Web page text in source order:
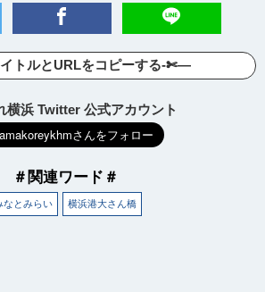
トルとURLをコピーする-✄—
横浜 Twitter 公式アカウント
＃関連ワード＃
なとみらい 横浜港大さん橋